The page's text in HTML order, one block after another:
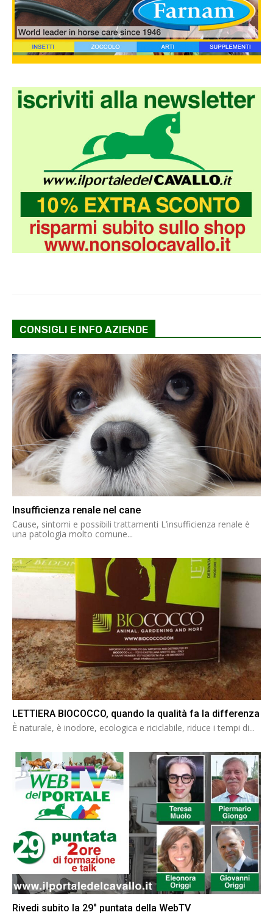
CONSIGLI E INFO AZIENDE
Insufficienza renale nel cane
Cause, sintomi e possibili trattamenti L’insufficienza renale è
una patologia molto comune...
LETTIERA BIOCOCCO, quando la qualità fa la differenza
È naturale, è inodore, ecologica e riciclabile, riduce i tempi di...
Rivedi subito la 29° puntata della WebTV